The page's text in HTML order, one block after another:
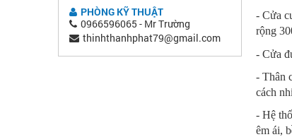
PHÒNG KỸ THUẬT
0966596065 - Mr Trường
thinhthanhphat79@gmail.com
- Cửa
rộng
- Cửa
- Thân
cách
- Hệ
êm ái,